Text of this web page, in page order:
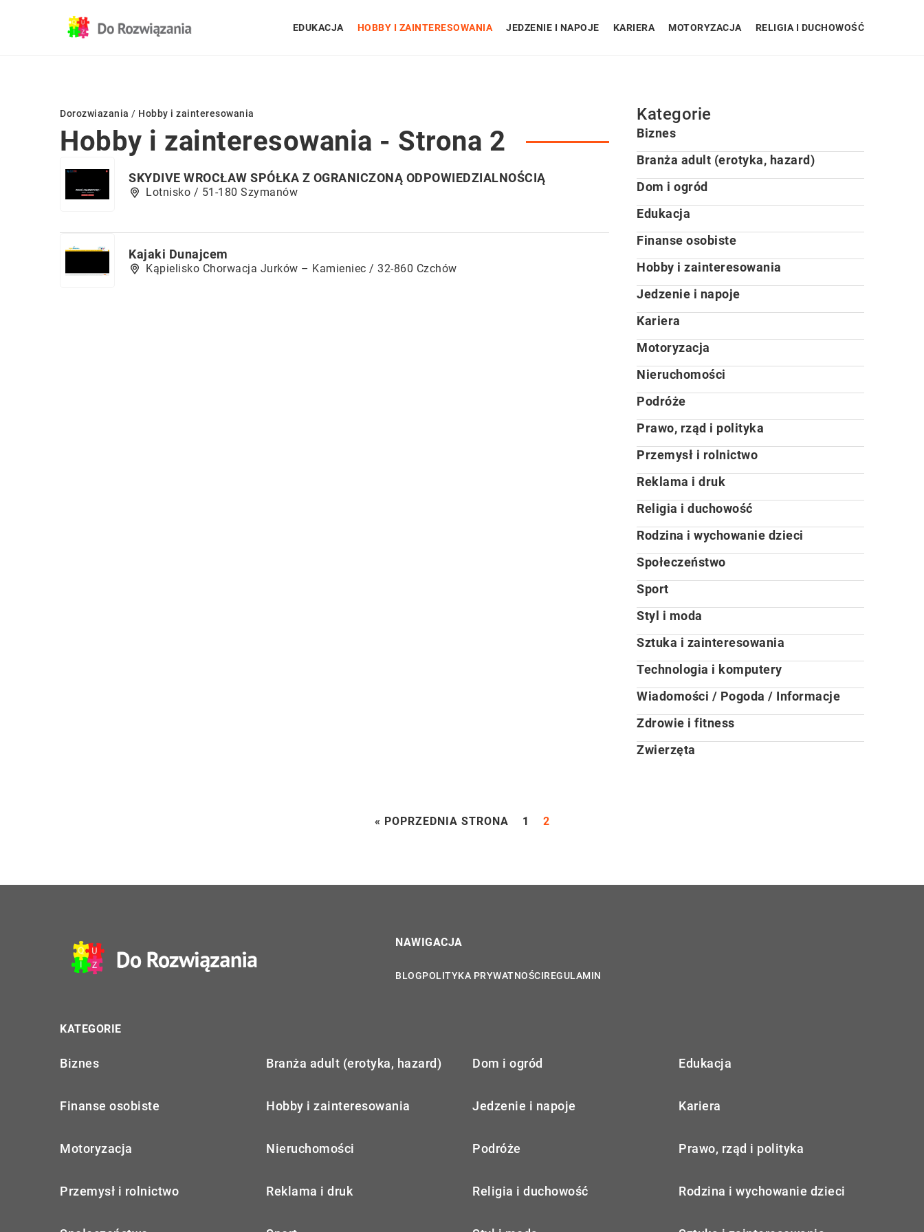
EDUKACJA HOBBY I ZAINTERESOWANIA JEDZENIE I NAPOJE KARIERA MOTORYZACJA RELIGIA I DUCHOWOŚĆ
Dorozwiazania / Hobby i zainteresowania
Hobby i zainteresowania - Strona 2
SKYDIVE WROCŁAW SPÓŁKA Z OGRANICZONĄ ODPOWIEDZIALNOŚCIĄ
Lotnisko / 51-180 Szymanów
Kajaki Dunajcem
Kąpielisko Chorwacja Jurków – Kamieniec / 32-860 Czchów
Kategorie
Biznes
Branża adult (erotyka, hazard)
Dom i ogród
Edukacja
Finanse osobiste
Hobby i zainteresowania
Jedzenie i napoje
Kariera
Motoryzacja
Nieruchomości
Podróże
Prawo, rząd i polityka
Przemysł i rolnictwo
Reklama i druk
Religia i duchowość
Rodzina i wychowanie dzieci
Społeczeństwo
Sport
Styl i moda
Sztuka i zainteresowania
Technologia i komputery
Wiadomości / Pogoda / Informacje
Zdrowie i fitness
Zwierzęta
« POPRZEDNIA STRONA 1 2
NAWIGACJA
BLOGPOLITYKA PRYWATNOŚCIREGULAMIN
KATEGORIE
Biznes Branża adult (erotyka, hazard) Dom i ogród Edukacja
Finanse osobiste Hobby i zainteresowania Jedzenie i napoje Kariera
Motoryzacja Nieruchomości Podróże Prawo, rząd i polityka
Przemysł i rolnictwo Reklama i druk Religia i duchowość Rodzina i wychowanie dzieci